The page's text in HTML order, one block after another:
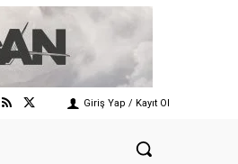
Giriş Yap / Kayıt Ol